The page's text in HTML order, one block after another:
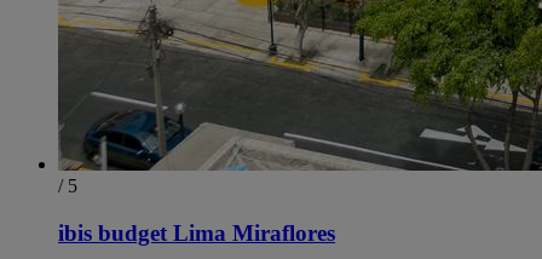
/ 5
ibis budget Lima Miraflores